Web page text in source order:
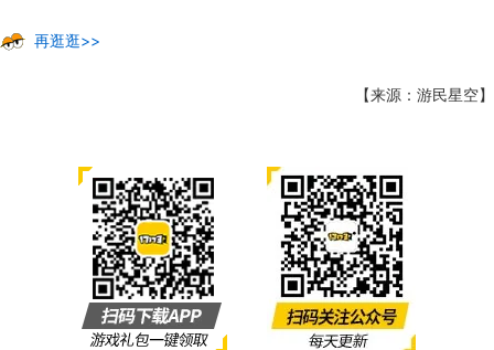
再逛逛>>
【来源：游民星空】